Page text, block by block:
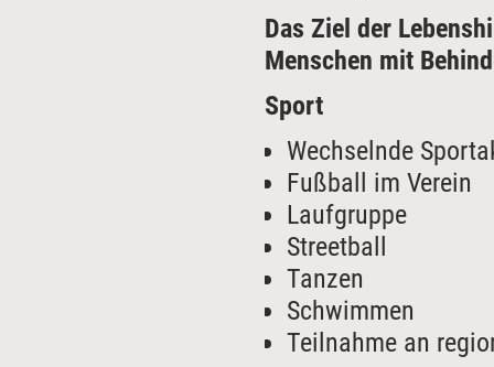
Das Ziel der
Menschen mit
Sport
Wechselnde
Fußball im Verein
Laufgruppe
Streetball
Tanzen
Schwimmen
Teilnahme an